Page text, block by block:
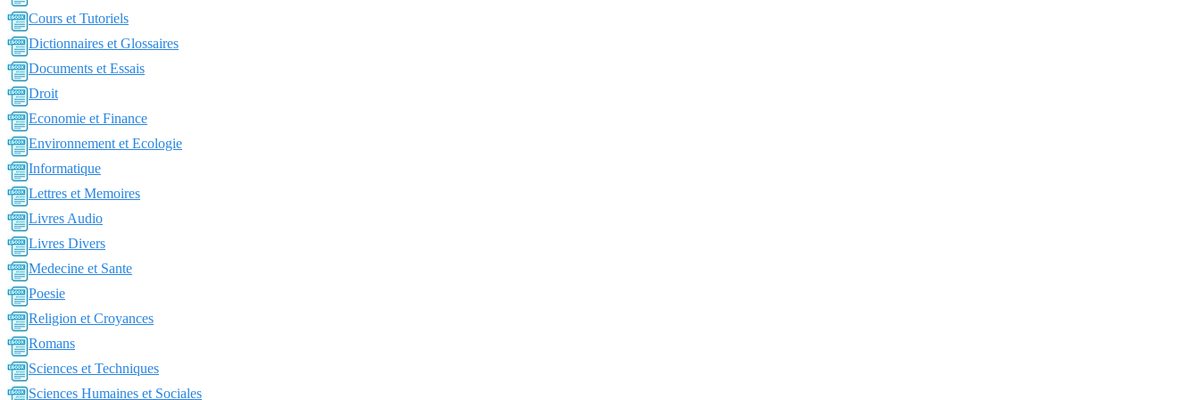
Cours et Tutoriels
Dictionnaires et Glossaires
Documents et Essais
Droit
Economie et Finance
Environnement et Ecologie
Informatique
Lettres et Memoires
Livres Audio
Livres Divers
Medecine et Sante
Poesie
Religion et Croyances
Romans
Sciences et Techniques
Sciences Humaines et Sociales